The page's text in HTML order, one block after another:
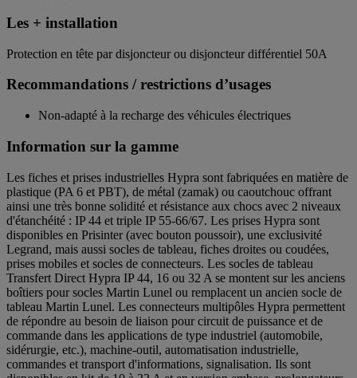
Les + installation
Protection en tête par disjoncteur ou disjoncteur différentiel 50A
Recommandations / restrictions d’usages
Non-adapté à la recharge des véhicules électriques
Information sur la gamme
Les fiches et prises industrielles Hypra sont fabriquées en matière de
plastique (PA 6 et PBT), de métal (zamak) ou caoutchouc offrant
ainsi une très bonne solidité et résistance aux chocs avec 2 niveaux
d'étanchéité : IP 44 et triple IP 55-66/67. Les prises Hypra sont
disponibles en Prisinter (avec bouton poussoir), une exclusivité
Legrand, mais aussi socles de tableau, fiches droites ou coudées,
prises mobiles et socles de connecteurs. Les socles de tableau
Transfert Direct Hypra IP 44, 16 ou 32 A se montent sur les anciens
boîtiers pour socles Martin Lunel ou remplacent un ancien socle de
tableau Martin Lunel. Les connecteurs multipôles Hypra permettent
de répondre au besoin de liaison pour circuit de puissance et de
commande dans les applications de type industriel (automobile,
sidérurgie, etc.), machine-outil, automatisation industrielle,
commandes et transport d'informations, signalisation. Ils sont